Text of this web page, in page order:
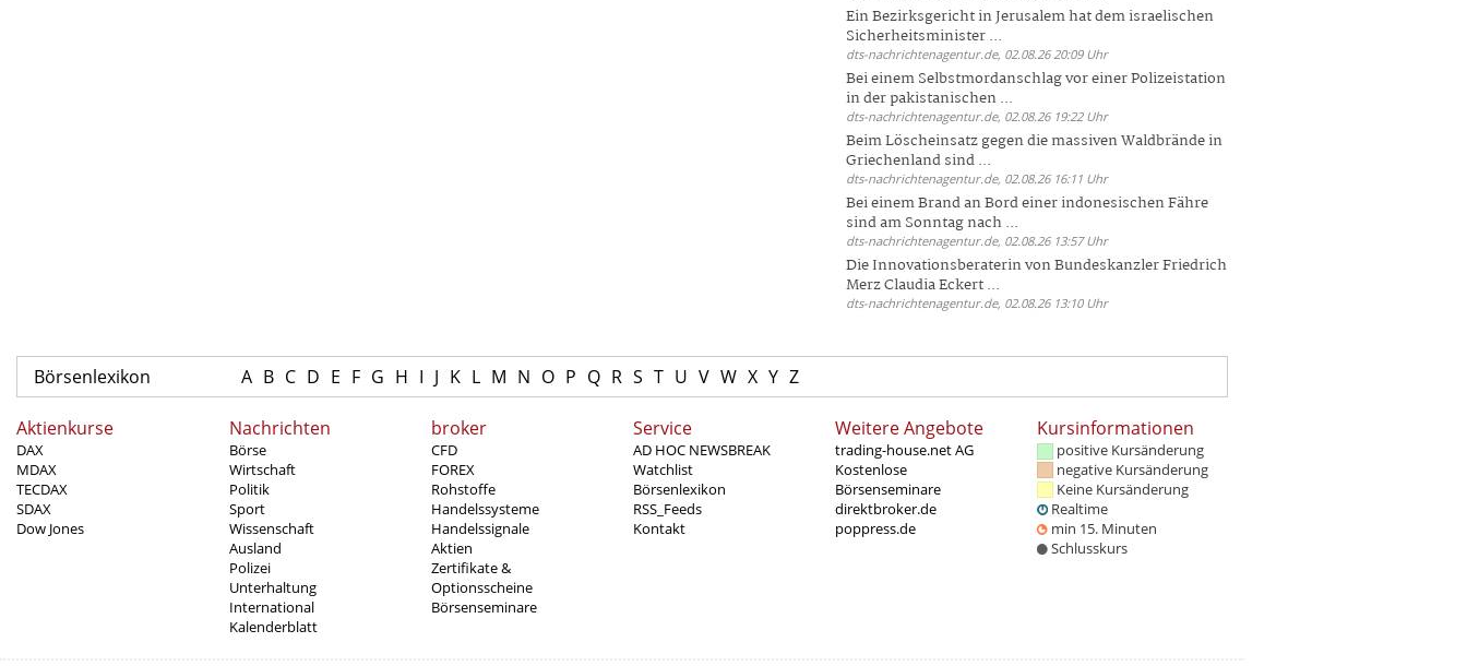
Ein Bezirksgericht in Jerusalem hat dem israelischen
Sicherheitsminister ...
dts-nachrichtenagentur.de, 02.08.26 20:09 Uhr
Bei einem Selbstmordanschlag vor einer Polizeistation
in der pakistanischen ...
dts-nachrichtenagentur.de, 02.08.26 19:22 Uhr
Beim Löscheinsatz gegen die massiven Waldbrände in
Griechenland sind ...
dts-nachrichtenagentur.de, 02.08.26 16:11 Uhr
Bei einem Brand an Bord einer indonesischen Fähre
sind am Sonntag nach ...
dts-nachrichtenagentur.de, 02.08.26 13:57 Uhr
Die Innovationsberaterin von Bundeskanzler Friedrich
Merz Claudia Eckert ...
dts-nachrichtenagentur.de, 02.08.26 13:10 Uhr
Börsenlexikon A B C D E F G H I J K L M N O P Q R S T U V W X Y Z
Aktienkurse
DAX
MDAX
TECDAX
SDAX
Dow Jones
Nachrichten
Börse
Wirtschaft
Politik
Sport
Wissenschaft
Ausland
Polizei
Unterhaltung
International
Kalenderblatt
broker
CFD
FOREX
Rohstoffe
Handelssysteme
Handelssignale
Aktien
Zertifikate &
Optionsscheine
Börsenseminare
Service
AD HOC NEWSBREAK
Watchlist
Börsenlexikon
RSS_Feeds
Kontakt
Weitere Angebote
trading-house.net AG
Kostenlose
Börsenseminare
direktbroker.de
poppress.de
Kursinformationen
positive Kursänderung
negative Kursänderung
Keine Kursänderung
Realtime
min 15. Minuten
Schlusskurs